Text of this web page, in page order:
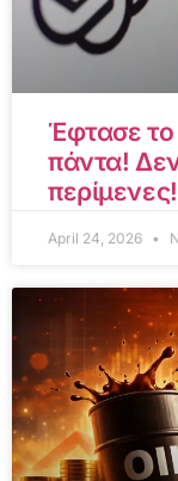
Έφτασε το
πάντα!
περίμενες!
April 24, 2026